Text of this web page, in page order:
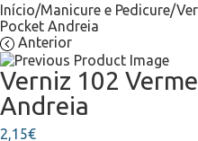
Início/Manicure e Pedicure/
Pocket Andreia
Anterior
Verniz 102
Andreia
2,15€